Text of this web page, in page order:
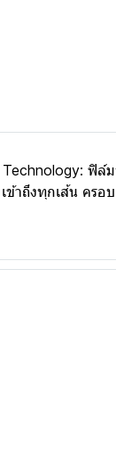
ฟิล์
ข้าถึงทุกเส้น คร